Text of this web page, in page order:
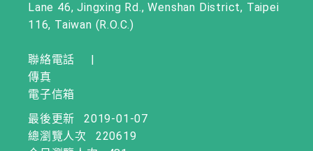
Lane 46, Jingxing Rd., Wenshan District, Taipei
116, Taiwan (R.O.C.)
聯絡電話
|
傳真
電子信箱
最後更新
2019-01-07
總瀏覽人次
220619